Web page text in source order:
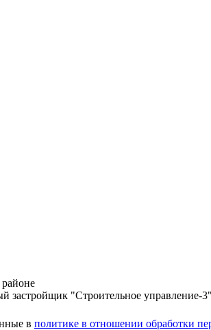
застройщик "Строительное управление-3"
в политике в отношении обработки